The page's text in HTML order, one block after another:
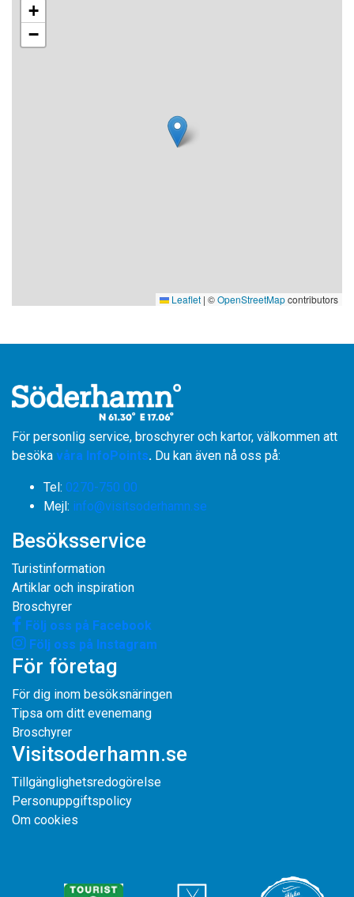
+
−
Leaflet | ©OpenStreetMapcontributors
För personlig service, broschyrer och kartor, välkommen att
besöka våra InfoPoints. Du kan även nå oss på:
Tel: 0270-750 00
​​​​​​​Mejl: info@visitsoderhamn.se
Besöksservice
Turistinformation
Artiklar och inspiration
Broschyrer
Följ oss på Facebook
Följ oss på Instagram
För företag
För dig inom besöksnäringen
Tipsa om ditt evenemang
Broschyrer
Visitsoderhamn.se
Tillgänglighetsredogörelse
Personuppgiftspolicy
Om cookies